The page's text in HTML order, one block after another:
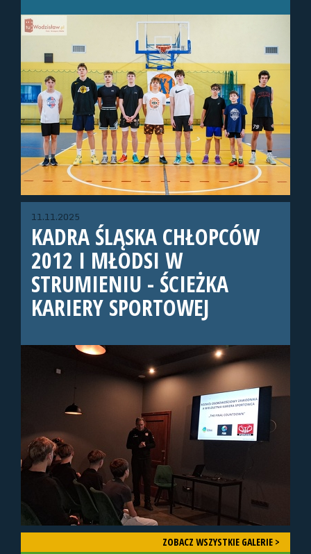
11.11.2025
KADRA ŚLĄSKA CHŁOPCÓW
2012 I MŁODSI W
STRUMIENIU - ŚCIEŻKA
KARIERY SPORTOWEJ
ZOBACZ WSZYSTKIE GALERIE >